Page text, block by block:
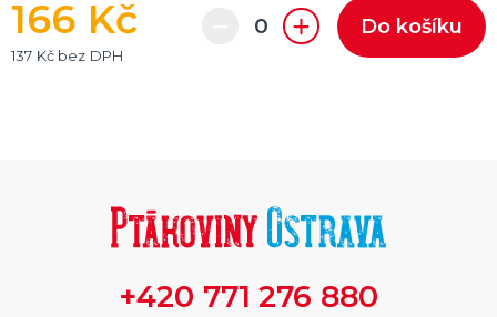
166 Kč
137 Kč bez DPH
Do košíku
+420 771 276 880